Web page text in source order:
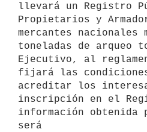
llevará un Registro
Propietarios y
mercantes nacionales
toneladas de arqueo
Ejecutivo, al
fijará las condiciones
acreditar los
inscripción en el
información obtenida
será